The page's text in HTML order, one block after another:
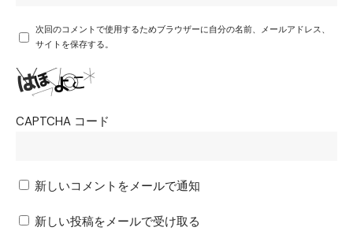
次回のコメントで使用するためブラウザーに自分の名前、メールアドレス、
サイトを保存する。
CAPTCHA コード
新しいコメントをメールで通知
新しい投稿をメールで受け取る